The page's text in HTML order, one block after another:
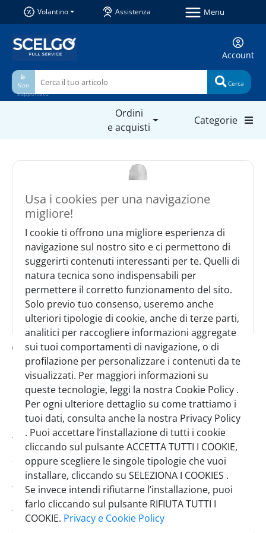
Usa i cookies per una navigazione
migliore!
I cookie ti offrono una migliore esperienza di
navigazione sul nostro sito e ci permettono di
suggerirti contenuti interessanti per te. Quelli di
natura tecnica sono indispensabili per
permettere il corretto funzionamento del sito.
Solo previo tuo consenso, useremo anche
ulteriori tipologie di cookie, anche di terze parti,
analitici per raccogliere informazioni aggregate
sui tuoi comportamenti di navigazione, o di
profilazione per personalizzare i contenuti da te
visualizzati. Per maggiori informazioni su
queste tecnologie, leggi la nostra Cookie Policy .
Per ogni ulteriore dettaglio su come trattiamo i
tuoi dati, consulta anche la nostra Privacy Policy
. Puoi accettare l’installazione di tutti i cookie
cliccando sul pulsante ACCETTA TUTTI I COOKIE,
oppure scegliere le singole tipologie che vuoi
installare, cliccando su SELEZIONA I COOKIES .
Se invece intendi rifiutarne l’installazione, puoi
farlo cliccando sul pulsante RIFIUTA TUTTI I
COOKIE. Privacy e Cookie Policy
Volantino Assistenza Menu
Account
🎤
Non
supportato
Cerca
Ordini
e acquisti
Categorie
camel aroma più vaniglia 1 kg
SINGOLO
1 Pezzo
CARTONE
6 Pezzi
Codice: 0401800
Brand: Camel
Pezzi per cartone: 6
Scadenza minima: 13/01/2027